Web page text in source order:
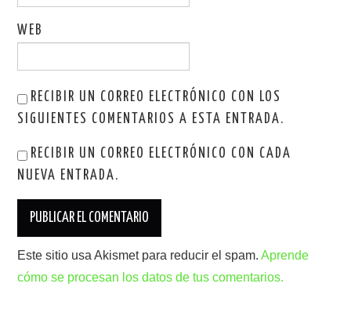
WEB
RECIBIR UN CORREO ELECTRÓNICO CON LOS
SIGUIENTES COMENTARIOS A ESTA ENTRADA.
RECIBIR UN CORREO ELECTRÓNICO CON CADA
NUEVA ENTRADA.
Este sitio usa Akismet para reducir el spam.Aprende
cómo se procesan los datos de tus comentarios.